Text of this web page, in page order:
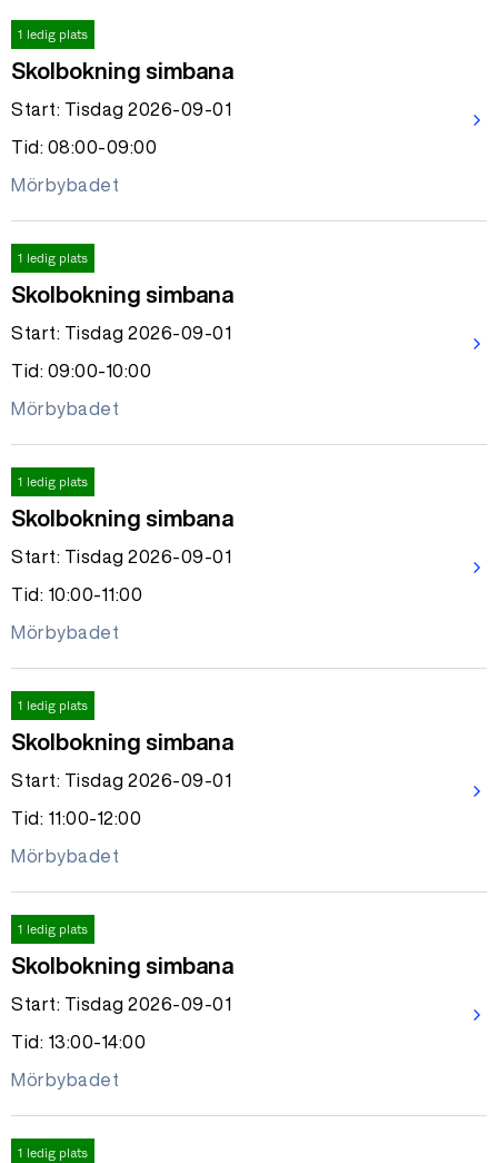
1 ledig plats
Skolbokning simbana
Start: Tisdag 2026-09-01
Tid: 08:00-09:00
Mörbybadet
arrow_forward_ios
1 ledig plats
Skolbokning simbana
Start: Tisdag 2026-09-01
Tid: 09:00-10:00
Mörbybadet
arrow_forward_ios
1 ledig plats
Skolbokning simbana
Start: Tisdag 2026-09-01
Tid: 10:00-11:00
Mörbybadet
arrow_forward_ios
1 ledig plats
Skolbokning simbana
Start: Tisdag 2026-09-01
Tid: 11:00-12:00
Mörbybadet
arrow_forward_ios
1 ledig plats
Skolbokning simbana
Start: Tisdag 2026-09-01
Tid: 13:00-14:00
Mörbybadet
arrow_forward_ios
1 ledig plats